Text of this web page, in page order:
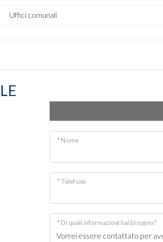
Uffici comunali
* Nome
* Telefono
* Di quali informazioni hai bisogno?